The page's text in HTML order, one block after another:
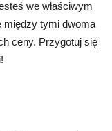
we właściwym
między tymi dwoma
ceny. Przygotuj się